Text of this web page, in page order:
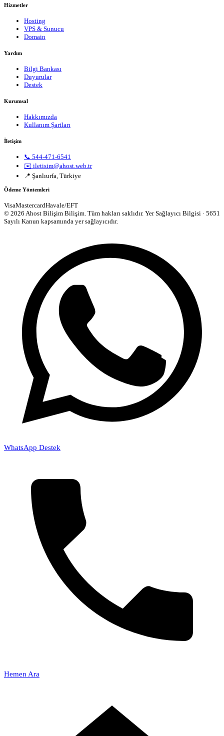
Hizmetler
Hosting
VPS & Sunucu
Domain
Yardım
Bilgi Bankası
Duyurular
Destek
Kurumsal
Hakkımızda
Kullanım Şartları
İletişim
📞 544-471-6541
✉️ iletisim@ahost.web.tr
📍 Şanlıurfa, Türkiye
Ödeme Yöntemleri
VisaMastercardHavale/EFT
© 2026 Ahost Bilişim Bilişim. Tüm hakları saklıdır. Yer Sağlayıcı Bilgisi · 5651
Sayılı Kanun kapsamında yer sağlayıcıdır.
WhatsApp Destek
Hemen Ara